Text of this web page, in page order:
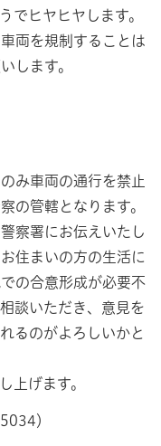
でヒヤヒヤします。
両を規制することは
します。
み車両の通行を禁止
の管轄となります。
察署にお伝えいたし
住まいの方の生活に
の合意形成が必要不
談いただき、意見を
るのがよろしいかと
上げます。
）